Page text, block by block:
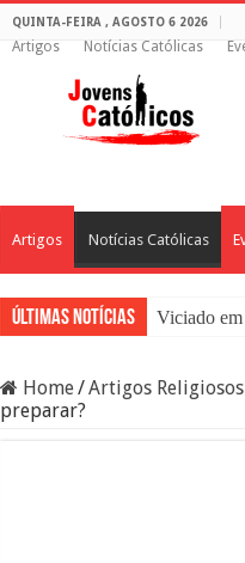
QUINTA-FEIRA , AGOSTO 6 2026
Artigos Notícias Católicas
Artigos Notícias Católicas
Últimas Notícias
Viciado em
Filme
Home/Artigos
preparar?